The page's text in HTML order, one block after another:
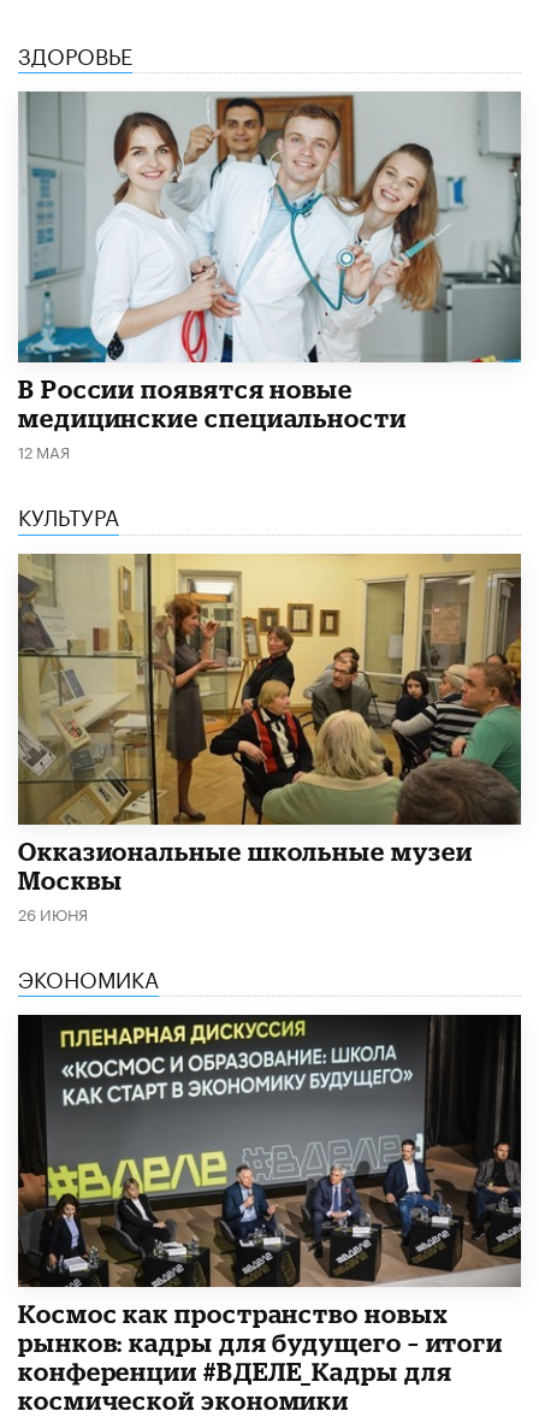
ЗДОРОВЬЕ
В России появятся новые
медицинские специальности
12 МАЯ
КУЛЬТУРА
​Окказиональные школьные музеи
Москвы
26 ИЮНЯ
ЭКОНОМИКА
Космос как пространство новых
рынков: кадры для будущего – итоги
конференции #ВДЕЛЕ_Кадры для
космической экономики